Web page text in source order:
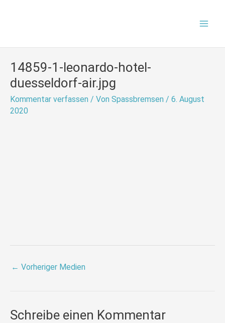
14859-1-leonardo-hotel-
duesseldorf-air.jpg
Kommentar verfassen / Von Spassbremsen / 6. August
2020
← Vorheriger Medien
Schreibe einen Kommentar